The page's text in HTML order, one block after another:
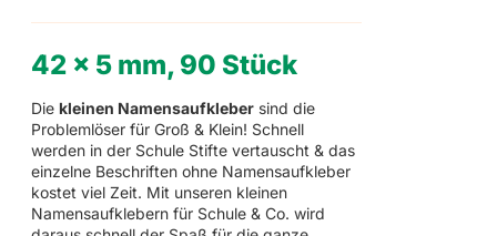
42 x 5 mm, 90 Stück
Diekleinen Namensaufkleber sind die
Problemlöser für Groß & Klein! Schnell
werden in der Schule Stifte vertauscht & das
einzelne Beschriften ohne Namensaufkleber
kostet viel Zeit. Mit unseren kleinen
Namensaufklebern für Schule & Co. wird